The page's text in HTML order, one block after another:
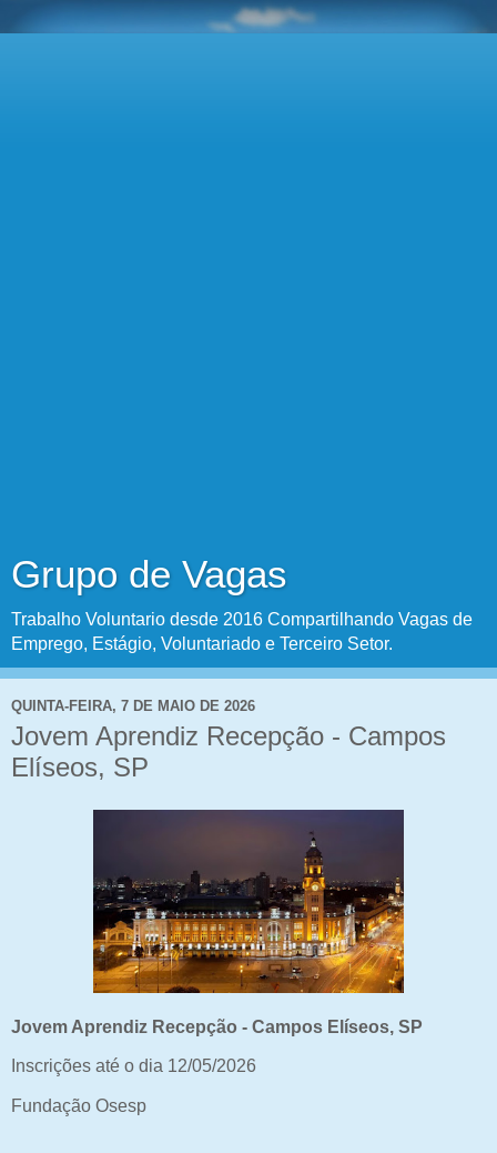
Grupo de Vagas
Trabalho Voluntario desde 2016 Compartilhando Vagas de
Emprego, Estágio, Voluntariado e Terceiro Setor.
QUINTA-FEIRA, 7 DE MAIO DE 2026
Jovem Aprendiz Recepção - Campos
Elíseos, SP
Jovem Aprendiz Recepção - Campos Elíseos, SP
Inscrições até o dia 12/05/2026
Fundação Osesp